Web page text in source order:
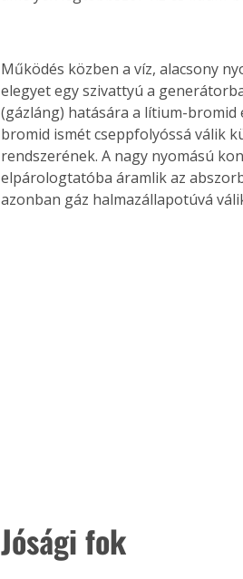
Működés közben a víz, alacsony
elegyet egy szivattyú a
(gázláng) hatására a lítium-
bromid ismét cseppfolyóssá válik
rendszerének. A nagy nyomású
elpárologtatóba áramlik az
azonban gáz halmazállapotúvá
Jósági fok